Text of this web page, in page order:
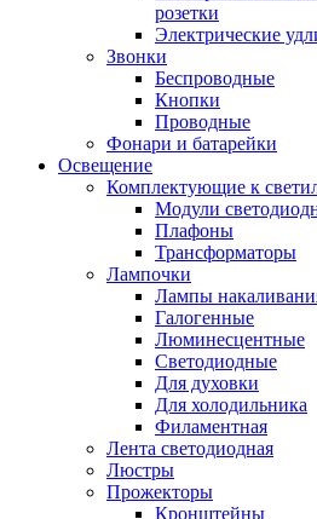
розетки
Электрические
Звонки
Беспроводные
Кнопки
Проводные
Фонари и батарейки
Освещение
Комплектующие к
Модули
Плафоны
Трансформаторы
Лампочки
Лампы
Галогенные
Люминесцентные
Светодиодные
Для духовки
Для холодильника
Филаментная
Лента светодиодная
Люстры
Прожекторы
Кронштейны